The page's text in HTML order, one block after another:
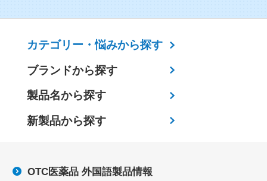
カテゴリー・悩みから探す
ブランドから探す
製品名から探す
新製品から探す
OTC医薬品 外国語製品情報